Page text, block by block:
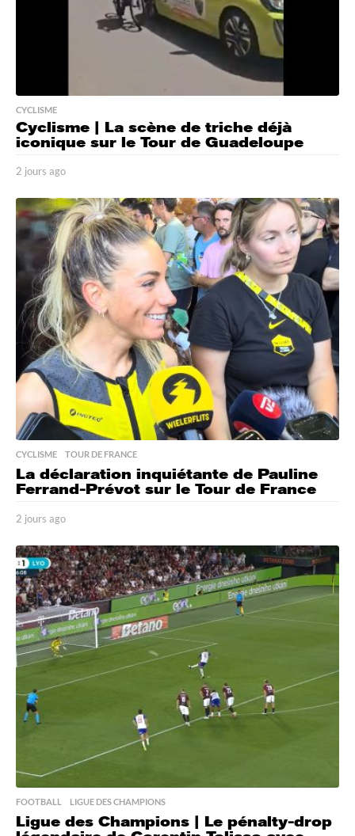
CYCLISME
Cyclisme | La scène de triche déjà
iconique sur le Tour de Guadeloupe
2 jours ago
o
u
r
s
a
g
o
CYCLISME ,TOUR DE FRANCE
La déclaration inquiétante de Pauline
Ferrand-Prévot sur le Tour de France
2 jours ago
o
u
r
s
a
g
o
FOOTBALL ,LIGUE DES CHAMPIONS
Ligue des Champions | Le pénalty-drop